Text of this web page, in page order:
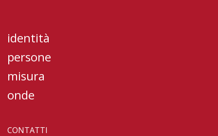
identità
persone
misura
onde
CONTATTI